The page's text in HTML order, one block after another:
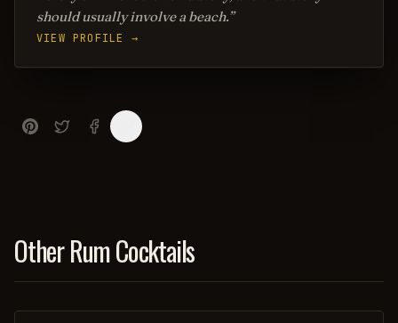
should usually involve a beach.
VIEW PROFILE →
Other Rum Cocktails